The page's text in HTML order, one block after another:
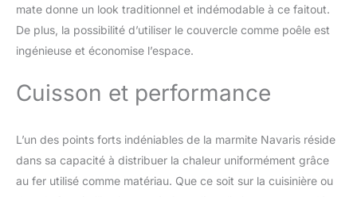
fonte avec surface
antiadhésive naturelle
Laver à la main, bien
légèrement pour éviter la
mate donne un look traditionnel et indémodable à ce faitout.
De plus, la possibilité d’utiliser le couvercle comme poêle est
ingénieuse et économise l’espace.
Cuisson et performance
L’un des points forts indéniables de la marmite Navaris réside
dans sa capacité à distribuer la chaleur uniformément grâce
au fer utilisé comme matériau. Que ce soit sur la cuisinière ou